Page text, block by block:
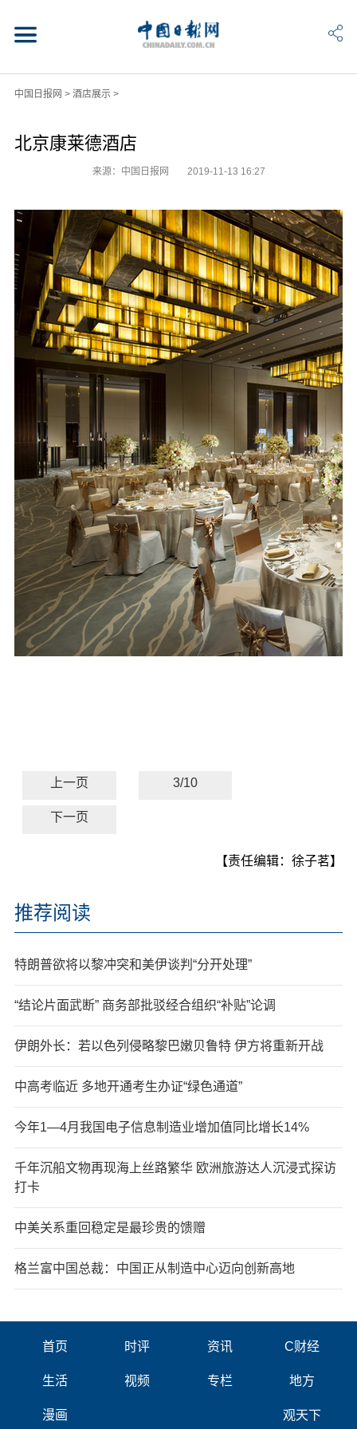
中国日报网 > 酒店展示>
北京康莱德酒店
来源：中国日报网 2019-11-13 16:27
上一页 3/10
下一页
【责任编辑：徐子茗】
推荐阅读
特朗普欲将以黎冲突和美伊谈判“分开处理”
“结论片面武断” 商务部批驳经合组织“补贴”论调
伊朗外长：若以色列侵略黎巴嫩贝鲁特 伊方将重新开战
中高考临近 多地开通考生办证“绿色通道”
今年1—4月我国电子信息制造业增加值同比增长14%
千年沉船文物再现海上丝路繁华 欧洲旅游达人沉浸式探访
打卡
中美关系重回稳定是最珍贵的馈赠
格兰富中国总裁：中国正从制造中心迈向创新高地
首页 时评 资讯 C财经
生活 视频 专栏 地方
漫画 观天下